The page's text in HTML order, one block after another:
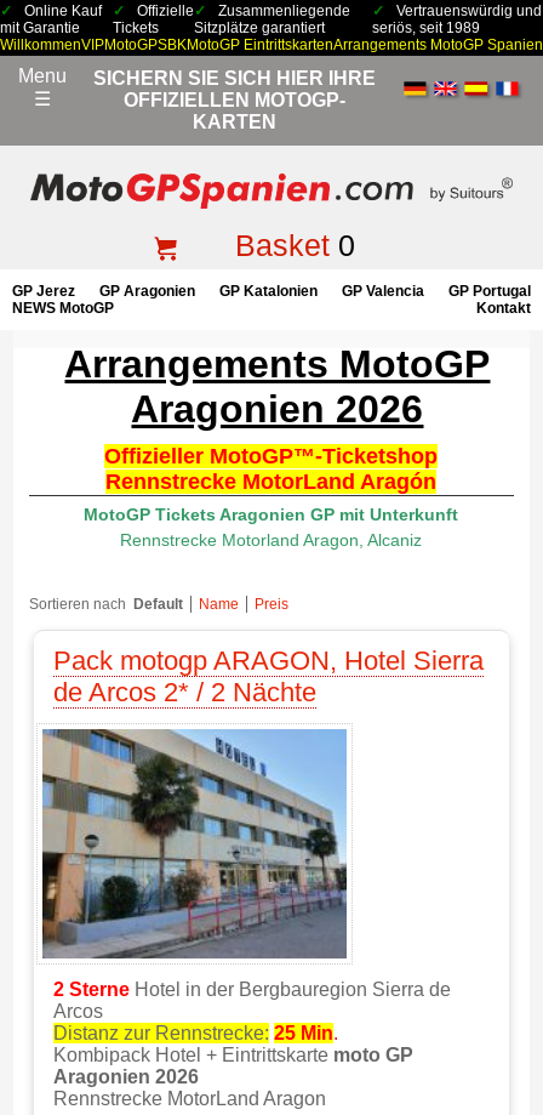
Online Kauf
mit Garantie
Offizielle
Tickets
Zusammenliegende
Sitzplätze garantiert
Vertrauenswürdig und
seriös, seit 1989
WillkommenVIPMotoGPSBKMotoGP EintrittskartenArrangements MotoGP Spanien
Menu
☰
SICHERN SIE SICH HIER IHRE
OFFIZIELLEN MOTOGP-
KARTEN
Basket0
GP Jerez GP Aragonien GP Katalonien GP Valencia
GP Portugal
NEWS MotoGP
Kontakt
Arrangements MotoGP
Aragonien 2026
Offizieller MotoGP™-Ticketshop
Rennstrecke MotorLand Aragón
MotoGP Tickets Aragonien GP mit Unterkunft
Rennstrecke Motorland Aragon, Alcaniz
Sortieren nach Default Name Preis
Pack motogp ARAGON, Hotel Sierra
de Arcos 2* / 2 Nächte
2 Sterne Hotel in der Bergbauregion Sierra de
Arcos
Distanz zur Rennstrecke: 25 Min.
Kombipack Hotel + Eintrittskarte moto GP
Aragonien 2026
Rennstrecke MotorLand Aragon